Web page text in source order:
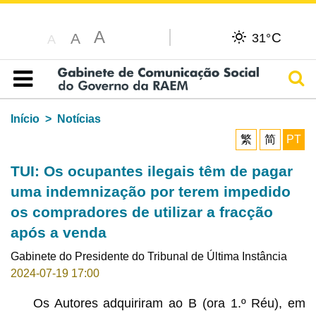
A A A 31°C
Índice
Início
Notícias
繁
简 PT
TUI: Os ocupantes ilegais têm de pagar
uma indemnização por terem impedido
os compradores de utilizar a fracção
após a venda
Gabinete do Presidente do Tribunal de Última Instância
2024-07-19 17:00
Os Autores adquiriram ao B (ora 1.º Réu), em